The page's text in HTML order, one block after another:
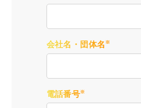
会社名・団体名 ※
電話番号※